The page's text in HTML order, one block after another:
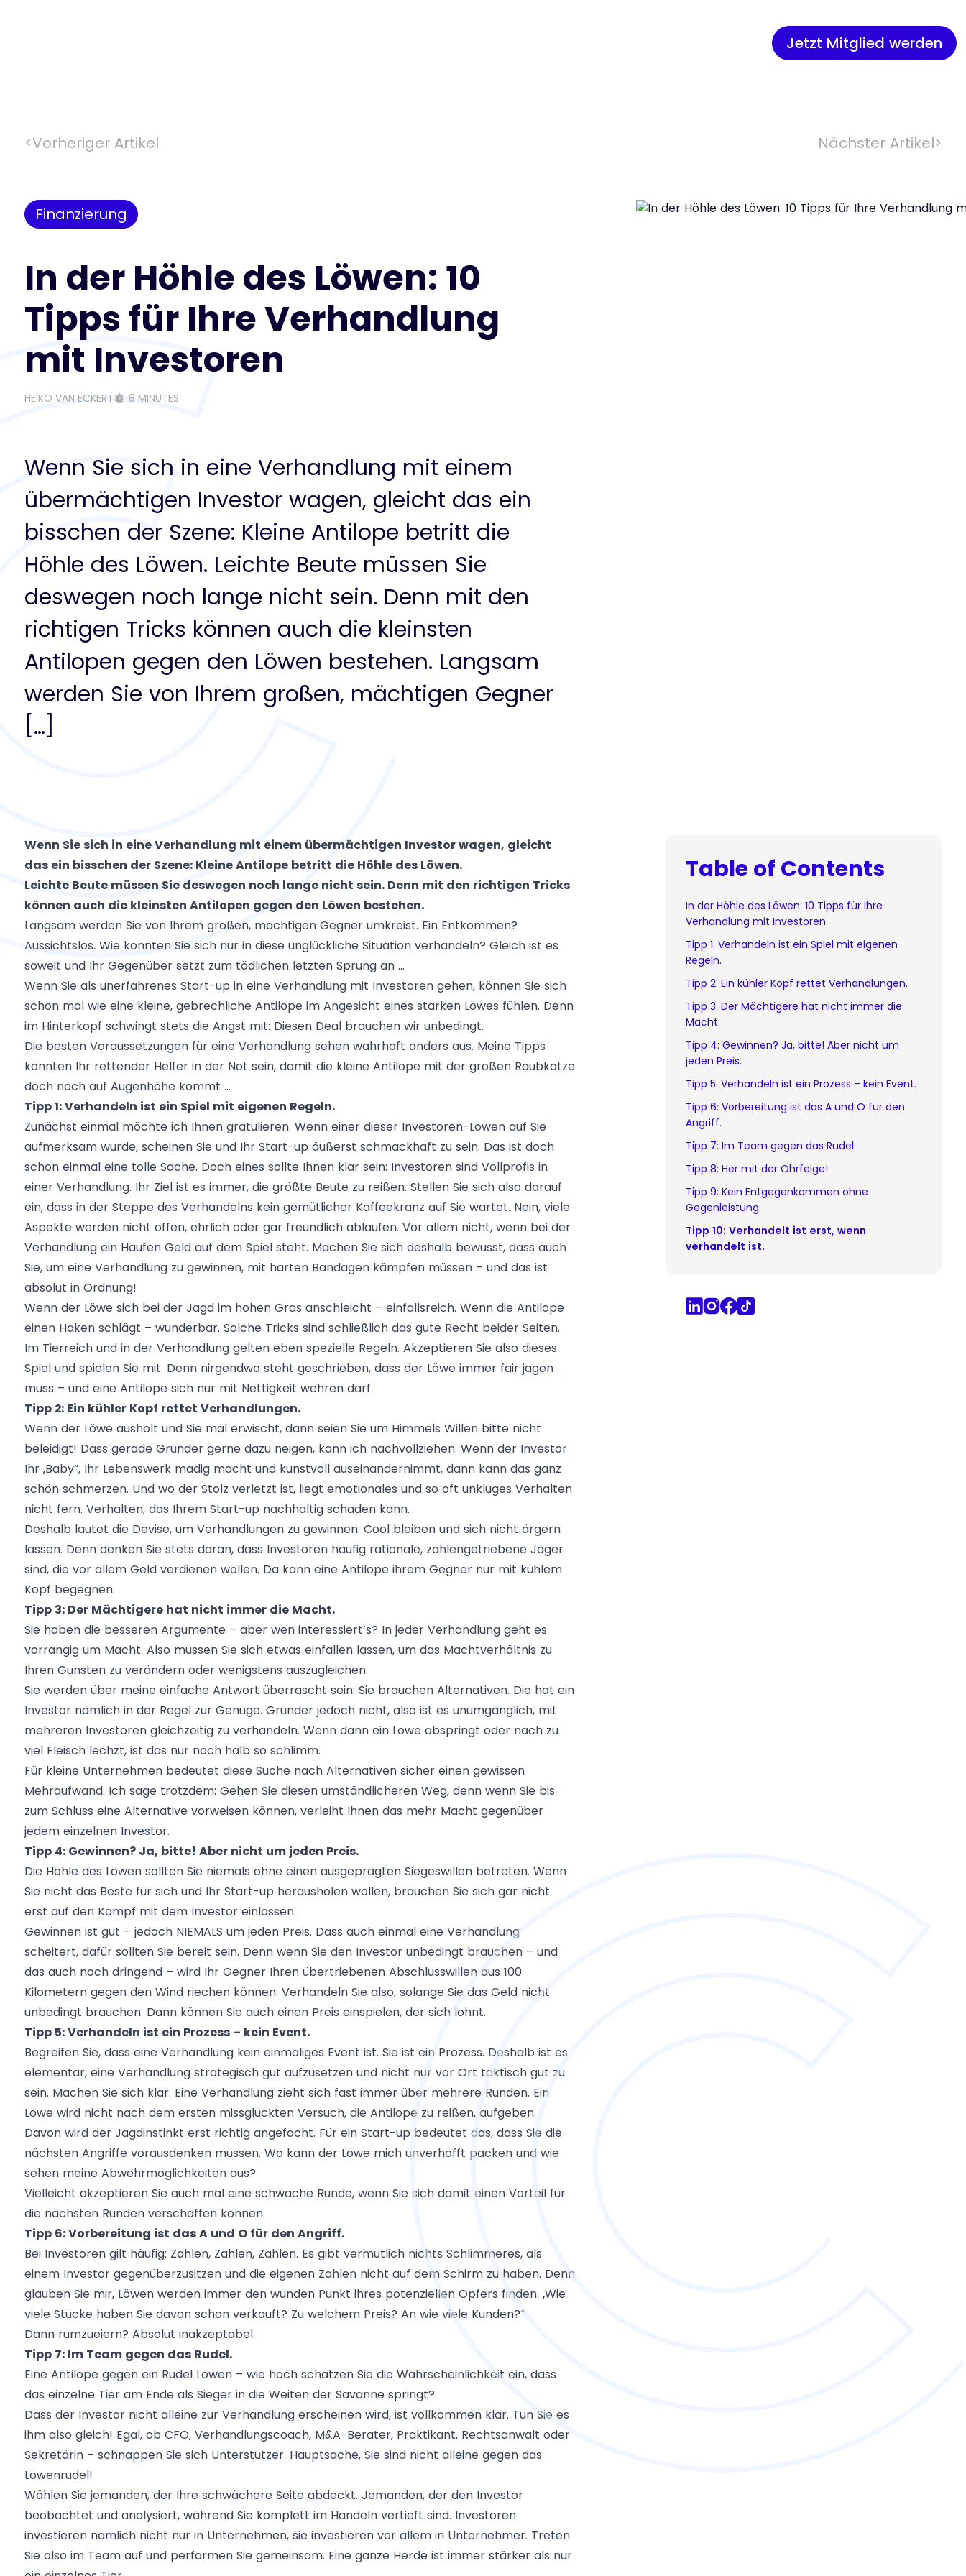
Jetzt Mitglied werden
<Vorheriger Artikel Nächster Artikel>
Finanzierung
In der Höhle des Löwen: 10
Tipps für Ihre Verhandlung
mit Investoren
HEIKO VAN ECKERT 8 MINUTES
Wenn Sie sich in eine Verhandlung mit einem
übermächtigen Investor wagen, gleicht das ein
bisschen der Szene: Kleine Antilope betritt die
Höhle des Löwen. Leichte Beute müssen Sie
deswegen noch lange nicht sein. Denn mit den
richtigen Tricks können auch die kleinsten
Antilopen gegen den Löwen bestehen. Langsam
werden Sie von Ihrem großen, mächtigen Gegner
[…]
Table of Contents
In der Höhle des Löwen: 10 Tipps für Ihre
Verhandlung mit Investoren
Tipp 1: Verhandeln ist ein Spiel mit eigenen
Regeln.
Tipp 2: Ein kühler Kopf rettet Verhandlungen.
Tipp 3: Der Mächtigere hat nicht immer die
Macht.
Tipp 4: Gewinnen? Ja, bitte! Aber nicht um
jeden Preis.
Tipp 5: Verhandeln ist ein Prozess – kein Event.
Tipp 6: Vorbereitung ist das A und O für den
Angriff.
Tipp 7: Im Team gegen das Rudel.
Tipp 8: Her mit der Ohrfeige!
Tipp 9: Kein Entgegenkommen ohne
Gegenleistung.
Tipp 10: Verhandelt ist erst, wenn
verhandelt ist.
Wenn Sie sich in eine Verhandlung mit einem übermächtigen Investor wagen, gleicht
das ein bisschen der Szene: Kleine Antilope betritt die Höhle des Löwen.
Leichte Beute müssen Sie deswegen noch lange nicht sein. Denn mit den richtigen Tricks
können auch die kleinsten Antilopen gegen den Löwen bestehen.
Langsam werden Sie von Ihrem großen, mächtigen Gegner umkreist. Ein Entkommen?
Aussichtslos. Wie konnten Sie sich nur in diese unglückliche Situation verhandeln? Gleich ist es
soweit und Ihr Gegenüber setzt zum tödlichen letzten Sprung an …
Wenn Sie als unerfahrenes Start-up in eine Verhandlung mit Investoren gehen, können Sie sich
schon mal wie eine kleine, gebrechliche Antilope im Angesicht eines starken Löwes fühlen. Denn
im Hinterkopf schwingt stets die Angst mit: Diesen Deal brauchen wir unbedingt.
Die besten Voraussetzungen für eine Verhandlung sehen wahrhaft anders aus. Meine Tipps
könnten Ihr rettender Helfer in der Not sein, damit die kleine Antilope mit der großen Raubkatze
doch noch auf Augenhöhe kommt …
Tipp 1: Verhandeln ist ein Spiel mit eigenen Regeln.
Zunächst einmal möchte ich Ihnen gratulieren. Wenn einer dieser Investoren-Löwen auf Sie
aufmerksam wurde, scheinen Sie und Ihr Start-up äußerst schmackhaft zu sein. Das ist doch
schon einmal eine tolle Sache. Doch eines sollte Ihnen klar sein: Investoren sind Vollprofis in
einer Verhandlung. Ihr Ziel ist es immer, die größte Beute zu reißen. Stellen Sie sich also darauf
ein, dass in der Steppe des Verhandelns kein gemütlicher Kaffeekranz auf Sie wartet. Nein, viele
Aspekte werden nicht offen, ehrlich oder gar freundlich ablaufen. Vor allem nicht, wenn bei der
Verhandlung ein Haufen Geld auf dem Spiel steht. Machen Sie sich deshalb bewusst, dass auch
Sie, um eine Verhandlung zu gewinnen, mit harten Bandagen kämpfen müssen – und das ist
absolut in Ordnung!
Wenn der Löwe sich bei der Jagd im hohen Gras anschleicht – einfallsreich. Wenn die Antilope
einen Haken schlägt – wunderbar. Solche Tricks sind schließlich das gute Recht beider Seiten.
Im Tierreich und in der Verhandlung gelten eben spezielle Regeln. Akzeptieren Sie also dieses
Spiel und spielen Sie mit. Denn nirgendwo steht geschrieben, dass der Löwe immer fair jagen
muss – und eine Antilope sich nur mit Nettigkeit wehren darf.
Tipp 2: Ein kühler Kopf rettet Verhandlungen.
Wenn der Löwe ausholt und Sie mal erwischt, dann seien Sie um Himmels Willen bitte nicht
beleidigt! Dass gerade Gründer gerne dazu neigen, kann ich nachvollziehen. Wenn der Investor
Ihr „Baby“, Ihr Lebenswerk madig macht und kunstvoll auseinandernimmt, dann kann das ganz
schön schmerzen. Und wo der Stolz verletzt ist, liegt emotionales und so oft unkluges Verhalten
nicht fern. Verhalten, das Ihrem Start-up nachhaltig schaden kann.
Deshalb lautet die Devise, um Verhandlungen zu gewinnen: Cool bleiben und sich nicht ärgern
lassen. Denn denken Sie stets daran, dass Investoren häufig rationale, zahlengetriebene Jäger
sind, die vor allem Geld verdienen wollen. Da kann eine Antilope ihrem Gegner nur mit kühlem
Kopf begegnen.
Tipp 3: Der Mächtigere hat nicht immer die Macht.
Sie haben die besseren Argumente – aber wen interessiert’s? In jeder Verhandlung geht es
vorrangig um Macht. Also müssen Sie sich etwas einfallen lassen, um das Machtverhältnis zu
Ihren Gunsten zu verändern oder wenigstens auszugleichen.
Sie werden über meine einfache Antwort überrascht sein: Sie brauchen Alternativen. Die hat ein
Investor nämlich in der Regel zur Genüge. Gründer jedoch nicht, also ist es unumgänglich, mit
mehreren Investoren gleichzeitig zu verhandeln. Wenn dann ein Löwe abspringt oder nach zu
viel Fleisch lechzt, ist das nur noch halb so schlimm.
Für kleine Unternehmen bedeutet diese Suche nach Alternativen sicher einen gewissen
Mehraufwand. Ich sage trotzdem: Gehen Sie diesen umständlicheren Weg, denn wenn Sie bis
zum Schluss eine Alternative vorweisen können, verleiht Ihnen das mehr Macht gegenüber
jedem einzelnen Investor.
Tipp 4: Gewinnen? Ja, bitte! Aber nicht um jeden Preis.
Die Höhle des Löwen sollten Sie niemals ohne einen ausgeprägten Siegeswillen betreten. Wenn
Sie nicht das Beste für sich und Ihr Start-up herausholen wollen, brauchen Sie sich gar nicht
erst auf den Kampf mit dem Investor einlassen.
Gewinnen ist gut – jedoch NIEMALS um jeden Preis. Dass auch einmal eine Verhandlung
scheitert, dafür sollten Sie bereit sein. Denn wenn Sie den Investor unbedingt brauchen – und
das auch noch dringend – wird Ihr Gegner Ihren übertriebenen Abschlusswillen aus 100
Kilometern gegen den Wind riechen können. Verhandeln Sie also, solange Sie das Geld nicht
unbedingt brauchen. Dann können Sie auch einen Preis einspielen, der sich lohnt.
Tipp 5: Verhandeln ist ein Prozess – kein Event.
Begreifen Sie, dass eine Verhandlung kein einmaliges Event ist. Sie ist ein Prozess. Deshalb ist es
elementar, eine Verhandlung strategisch gut aufzusetzen und nicht nur vor Ort taktisch gut zu
sein. Machen Sie sich klar: Eine Verhandlung zieht sich fast immer über mehrere Runden. Ein
Löwe wird nicht nach dem ersten missglückten Versuch, die Antilope zu reißen, aufgeben.
Davon wird der Jagdinstinkt erst richtig angefacht. Für ein Start-up bedeutet das, dass Sie die
nächsten Angriffe vorausdenken müssen. Wo kann der Löwe mich unverhofft packen und wie
sehen meine Abwehrmöglichkeiten aus?
Vielleicht akzeptieren Sie auch mal eine schwache Runde, wenn Sie sich damit einen Vorteil für
die nächsten Runden verschaffen können.
Tipp 6: Vorbereitung ist das A und O für den Angriff.
Bei Investoren gilt häufig: Zahlen, Zahlen, Zahlen. Es gibt vermutlich nichts Schlimmeres, als
einem Investor gegenüberzusitzen und die eigenen Zahlen nicht auf dem Schirm zu haben. Denn
glauben Sie mir, Löwen werden immer den wunden Punkt ihres potenziellen Opfers finden. „Wie
viele Stücke haben Sie davon schon verkauft? Zu welchem Preis? An wie viele Kunden?“
Dann rumzueiern? Absolut inakzeptabel.
Tipp 7: Im Team gegen das Rudel.
Eine Antilope gegen ein Rudel Löwen – wie hoch schätzen Sie die Wahrscheinlichkeit ein, dass
das einzelne Tier am Ende als Sieger in die Weiten der Savanne springt?
Dass der Investor nicht alleine zur Verhandlung erscheinen wird, ist vollkommen klar. Tun Sie es
ihm also gleich! Egal, ob CFO, Verhandlungscoach, M&A-Berater, Praktikant, Rechtsanwalt oder
Sekretärin – schnappen Sie sich Unterstützer. Hauptsache, Sie sind nicht alleine gegen das
Löwenrudel!
Wählen Sie jemanden, der Ihre schwächere Seite abdeckt. Jemanden, der den Investor
beobachtet und analysiert, während Sie komplett im Handeln vertieft sind. Investoren
investieren nämlich nicht nur in Unternehmen, sie investieren vor allem in Unternehmer. Treten
Sie also im Team auf und performen Sie gemeinsam. Eine ganze Herde ist immer stärker als nur